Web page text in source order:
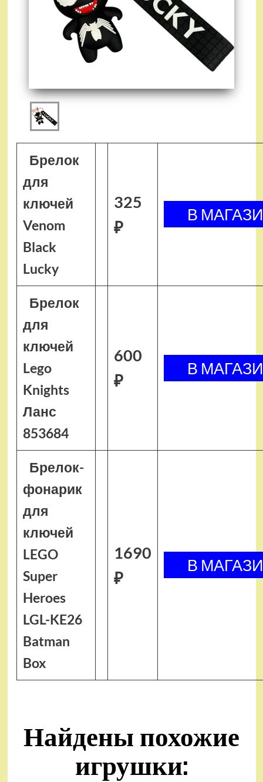
Брелок
для
ключей
Venom
Black
Lucky
325
₽
Брелок
для
ключей
Lego
Knights
Ланс
853684
600
₽
Брелок-
фонарик
для
ключей
LEGO
Super
Heroes
LGL-KE26
Batman
Box
1690
₽
Найдены похожие
игрушки: